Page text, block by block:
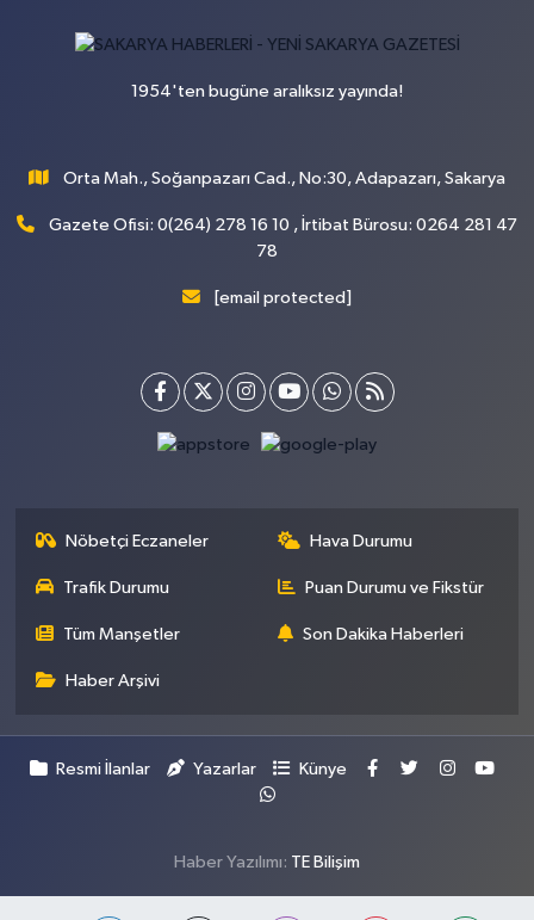
1954'ten bugüne aralıksız yayında!
Orta Mah., Soğanpazarı Cad., No:30, Adapazarı, Sakarya
Gazete Ofisi: 0(264) 278 16 10 , İrtibat Bürosu: 0264 281 47
78
[email protected]
Nöbetçi Eczaneler Hava Durumu
Trafik Durumu Puan Durumu ve Fikstür
Tüm Manşetler Son Dakika Haberleri
Haber Arşivi
Resmi İlanlar Yazarlar Künye
Haber Yazılımı: TE Bilişim